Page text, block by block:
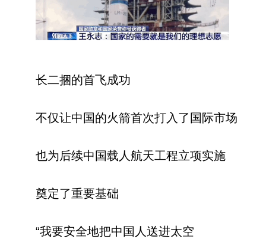
长二捆的首飞成功
不仅让中国的火箭首次打入了国际市场
也为后续中国载人航天工程立项实施
奠定了重要基础
“我要安全地把中国人送进太空